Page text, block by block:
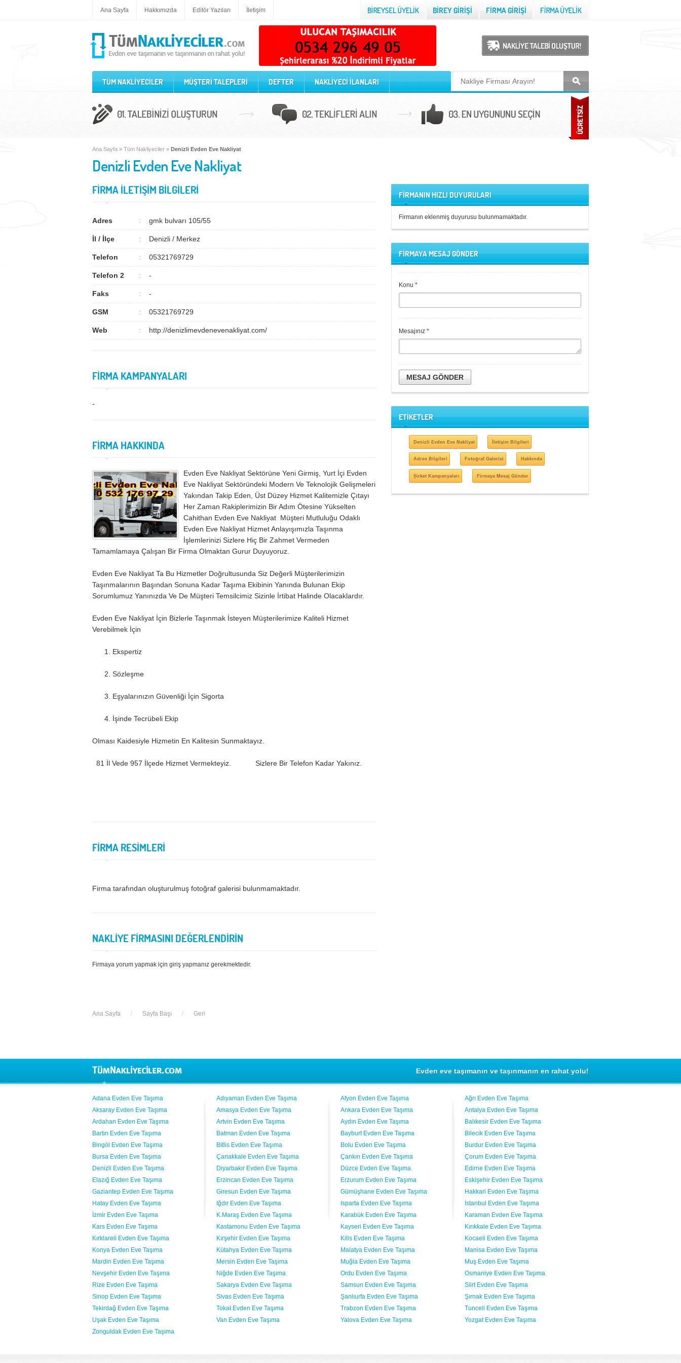
Ana Sayfa Hakkımızda Editör Yazıları İletişim
TÜM NAKLİYECİLER MÜŞTERİ TALEPLERİ DEFTER NAKLİYECİ İLANLARI
Ana Sayfa » Tüm Nakliyeciler » Denizli Evden Eve Nakliyat
Denizli Evden Eve Nakliyat
FİRMA İLETİŞİM BİLGİLERİ
Adres gmk bulvarı 105/55
İl / İlçe Denizli / Merkez
Telefon 05321769729
Telefon 2 -
Faks -
GSM 05321769729
Web http://denizlimevdenevenakliyat.com/
FİRMA KAMPANYALARI
-
FİRMA HAKKINDA
Evden Eve Nakliyat Sektörüne Yeni Girmiş, Yurt İçi Evden
Eve Nakliyat Sektöründeki Modern Ve Teknolojik Gelişmeleri
Yakından Takip Eden, Üst Düzey Hizmet Kalitemizle Çıtayı
Her Zaman Rakiplerimizin Bir Adım Ötesine Yükselten
Cahithan Evden Eve Nakliyat Müşteri Mutluluğu Odaklı
Evden Eve Nakliyat Hizmet Anlayışımızla Taşınma
İşlemlerinizi Sizlere Hiç Bir Zahmet Vermeden
Tamamlamaya Çalışan Bir Firma Olmaktan Gurur Duyuyoruz.
Evden Eve Nakliyat Ta Bu Hizmetler Doğrultusunda Siz Değerli Müşterilerimizin
Taşınmalarının Başından Sonuna Kadar Taşıma Ekibinin Yanında Bulunan Ekip
Sorumlumuz Yanınızda Ve De Müşteri Temsilcimiz Sizinle İrtibat Halinde Olacaklardır.
Evden Eve Nakliyat İçin Bizlerle Taşınmak İsteyen Müşterilerimize Kaliteli Hizmet
Verebilmek İçin
1. Ekspertiz
2. Sözleşme
3. Eşyalarınızın Güvenliği İçin Sigorta
4. İşinde Tecrübeli Ekip
Olması Kaidesiyle Hizmetin En Kalitesin Sunmaktayız.
81 İl Vede 957 İlçede Hizmet Vermekteyiz. Sizlere Bir Telefon Kadar Yakınız.
FİRMA RESİMLERİ
Firma tarafından oluşturulmuş fotoğraf galerisi bulunmamaktadır.
NAKLİYE FİRMASINI DEĞERLENDİRİN
Firmaya yorum yapmak için giriş yapmanız gerekmektedir.
FİRMANIN HIZLI DUYURULARI
Firmanın eklenmiş duyurusu bulunmamaktadır.
FİRMAYA MESAJ GÖNDER
Konu *
Mesajınız *
MESAJ GÖNDER
ETİKETLER
Denizli Evden Eve Nakliyat İletişim Bilgileri
Adres Bilgileri Fotoğraf Galerisi Hakkında
Şirket Kampanyaları Firmaya Mesaj Gönder
Ana Sayfa / Sayfa Başı / Geri
Evden eve taşımanın ve taşınmanın en rahat yolu!
Adana Evden Eve Taşıma Adıyaman Evden Eve Taşıma Afyon Evden Eve Taşıma
Ağrı Evden Eve Taşıma
Aksaray Evden Eve Taşıma
Amasya Evden Eve Taşıma Ankara Evden Eve Taşıma
Antalya Evden Eve Taşıma
Ardahan Evden Eve Taşıma
Artvin Evden Eve Taşıma Aydın Evden Eve Taşıma
Balıkesir Evden Eve Taşıma
Bartın Evden Eve Taşıma
Batman Evden Eve Taşıma Bayburt Evden Eve Taşıma
Bilecik Evden Eve Taşıma
Bingöl Evden Eve Taşıma
Bitlis Evden Eve Taşıma Bolu Evden Eve Taşıma
Burdur Evden Eve Taşıma
Bursa Evden Eve Taşıma
Çanakkale Evden Eve Taşıma Çankırı Evden Eve Taşıma
Çorum Evden Eve Taşıma
Denizli Evden Eve Taşıma
Diyarbakır Evden Eve Taşıma Düzce Evden Eve Taşıma
Edirne Evden Eve Taşıma
Elazığ Evden Eve Taşıma
Erzincan Evden Eve Taşıma Erzurum Evden Eve Taşıma
Eskişehir Evden Eve Taşıma
Gaziantep Evden Eve Taşıma
Giresun Evden Eve Taşıma Gümüşhane Evden Eve Taşıma
Hakkari Evden Eve Taşıma
Hatay Evden Eve Taşıma
Iğdır Evden Eve Taşıma Isparta Evden Eve Taşıma
İstanbul Evden Eve Taşıma
İzmir Evden Eve Taşıma
K.Maraş Evden Eve Taşıma Karabük Evden Eve Taşıma
Karaman Evden Eve Taşıma
Kars Evden Eve Taşıma
Kastamonu Evden Eve Taşıma Kayseri Evden Eve Taşıma
Kırıkkale Evden Eve Taşıma
Kırklareli Evden Eve Taşıma
Kırşehir Evden Eve Taşıma Kilis Evden Eve Taşıma
Kocaeli Evden Eve Taşıma
Konya Evden Eve Taşıma
Kütahya Evden Eve Taşıma Malatya Evden Eve Taşıma
Manisa Evden Eve Taşıma
Mardin Evden Eve Taşıma
Mersin Evden Eve Taşıma Muğla Evden Eve Taşıma
Muş Evden Eve Taşıma
Nevşehir Evden Eve Taşıma
Niğde Evden Eve Taşıma Ordu Evden Eve Taşıma
Osmaniye Evden Eve Taşıma
Rize Evden Eve Taşıma
Sakarya Evden Eve Taşıma Samsun Evden Eve Taşıma
Siirt Evden Eve Taşıma
Sinop Evden Eve Taşıma
Sivas Evden Eve Taşıma Şanlıurfa Evden Eve Taşıma
Şırnak Evden Eve Taşıma
Tekirdağ Evden Eve Taşıma
Tokat Evden Eve Taşıma Trabzon Evden Eve Taşıma
Tunceli Evden Eve Taşıma
Uşak Evden Eve Taşıma
Van Evden Eve Taşıma Yalova Evden Eve Taşıma
Yozgat Evden Eve Taşıma
Zonguldak Evden Eve Taşıma